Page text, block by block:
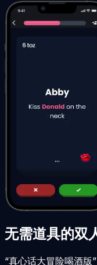
无需道具的双
“真心话大冒险喝酒版